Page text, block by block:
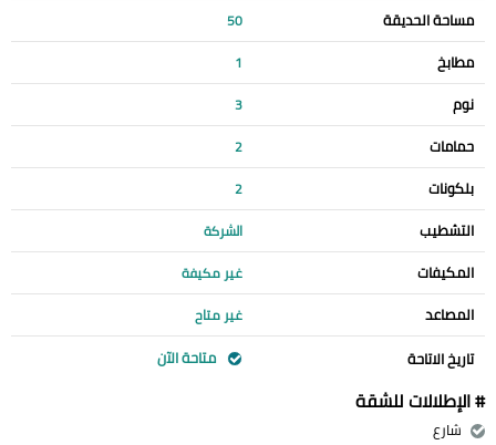
مساحة الحديقة 50
مطابخ 1
نوم 3
حمامات 2
بلكونات 2
التشطيب الشركة
المكيفات غير مكيفة
المصاعد غير متاح
تاريخ الاتاحة متاحة الآن
# الإطلالات للشقة
شارع